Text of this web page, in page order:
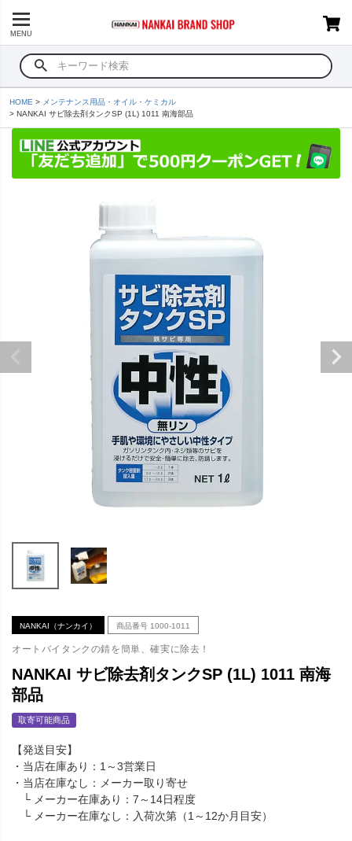
MENU
HOME
メンテナンス用品・オイル・ケミカル
NANKAI サビ除去剤タンクSP (1L) 1011 南海部品
NANKAI（ナンカイ） 商品番号 1000-1011
オートバイタンクの錆を簡単、確実に除去！
NANKAI サビ除去剤タンクSP (1L) 1011 南海
部品
取寄可能商品
【発送目安】
・当店在庫あり：1～3営業日
・当店在庫なし：メーカー取り寄せ
└ メーカー在庫あり：7～14日程度
└ メーカー在庫なし：入荷次第（1～12か月目安）